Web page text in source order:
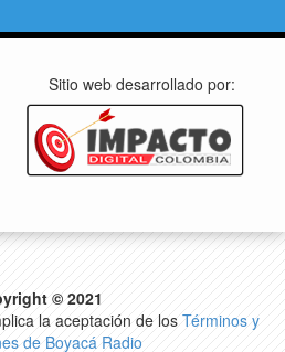
Sitio web desarrollado por:
© 2021
la aceptación de los Términos y
de Boyacá Radio